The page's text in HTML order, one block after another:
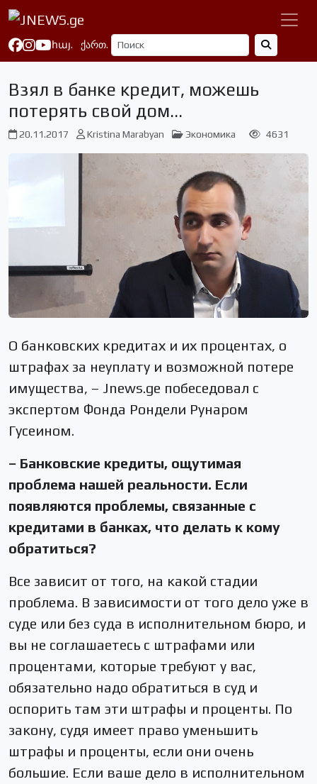
հայ. ქართ.
Взял в банке кредит, можешь
потерять свой дом…
20.11.2017 Kristina Marabyan Экономика 4631
О банковских кредитах и их процентах, о
штрафах за неуплату и возможной потере
имущества, – Jnews.ge побеседовал с
экспертом Фонда Рондели Рунаром
Гусеином.
– Банковские кредиты, ощутимая
проблема нашей реальности. Если
появляются проблемы, связанные с
кредитами в банках, что делать к кому
обратиться?
Все зависит от того, на какой стадии
проблема. В зависимости от того дело уже в
суде или без суда в исполнительном бюро, и
вы не соглашаетесь с штрафами или
процентами, которые требуют у вас,
обязательно надо обратиться в суд и
оспорить там эти штрафы и проценты. По
закону, судя имеет право уменьшить
штрафы и проценты, если они очень
большие. Если ваше дело в исполнительном